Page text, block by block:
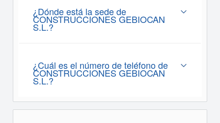
¿Dónde está la sede de
CONSTRUCCIONES GEBIOCAN
S.L.?
¿Cuál es el número de teléfono de
CONSTRUCCIONES GEBIOCAN
S.L.?